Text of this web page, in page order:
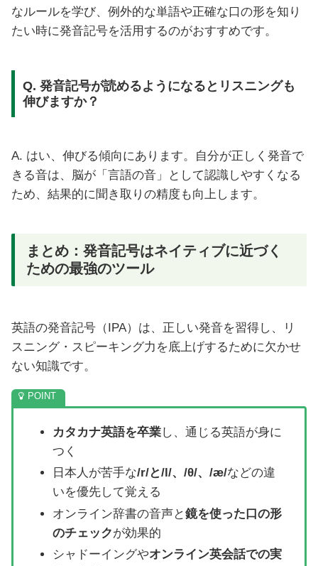
なルールを学び、例外的な単語や正確な口の形を知り
たい時に発音記号を活用するのがおすすめです。
Q. 発音記号が読めるようになるとリスニングも
伸びますか？
A. はい、伸びる傾向にあります。自分が正しく発音で
きる音は、脳が「言語の音」として認識しやすくなる
ため、結果的に聞き取りの精度も向上します。
まとめ：発音記号はネイティブに近づく
ための最強のツール
英語の発音記号（IPA）は、正しい発音を習得し、リ
スニング・スピーキング力を底上げするために欠かせ
ない知識です。
カタカナ英語を卒業し、通じる英語が身に
つく
日本人が苦手な/r/と/l/、/θ/、/æ/などの違
いを優先して覚える
オンライン辞書の音声と鏡を使った口の形
のチェックが効果的
シャドーイングやオンライン英会話での実